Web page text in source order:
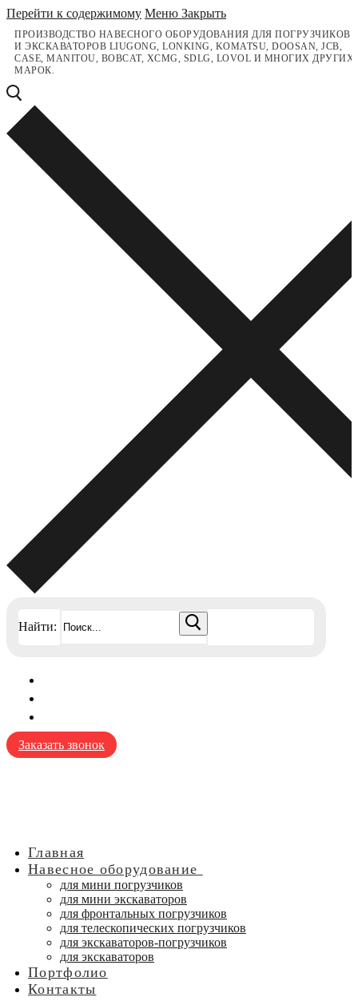
Перейти к содержимому Меню Закрыть
ПРОИЗВОДСТВО НАВЕСНОГО ОБОРУДОВАНИЯ ДЛЯ ПОГРУЗЧИКОВ
И ЭКСКАВАТОРОВ LIUGONG, LONKING, KOMATSU, DOOSAN, JCB,
CASE, MANITOU, BOBCAT, XCMG, SDLG, LOVOL И МНОГИХ ДРУГИХ
МАРОК.
Найти:
Заказать звонок
Главная
Навесное оборудование
для мини погрузчиков
для мини экскаваторов
для фронтальных погрузчиков
для телескопических погрузчиков
для экскаваторов-погрузчиков
для экскаваторов
Портфолио
Контакты